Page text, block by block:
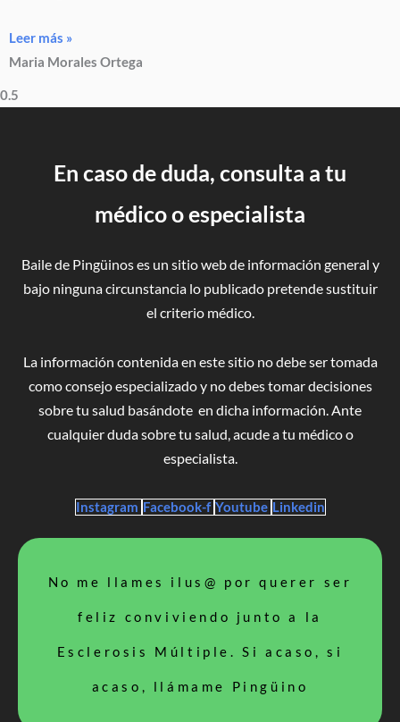
Leer más »
Maria Morales Ortega
En caso de duda, consulta a tu
médico o especialista
Baile de Pingüinos es un sitio web de información general y
bajo ninguna circunstancia lo publicado pretende sustituir
el criterio médico.
La información contenida en este sitio no debe ser tomada
como consejo especializado y no debes tomar decisiones
sobre tu salud basándote en dicha información. Ante
cualquier duda sobre tu salud, acude a tu médico o
especialista.
Instagram Facebook-f Youtube Linkedin
No me llames ilus@ por querer ser
feliz conviviendo junto a la
Esclerosis Múltiple. Si acaso, si
acaso, llámame Pingüino